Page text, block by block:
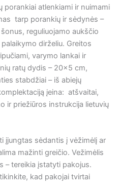
porankiai atlenkiami ir nuimami
tarp porankių ir sėdynės –
reguliuojamo aukščio
dirželiu. Greitos
varymo lankai ir
ratų dydis – 20×5 cm,
stabdžiai – iš abiejų
įeina: atšvaitai,
ir priežiūros instrukcija lietuvių
įjungtas sėdantis į vėžimėlį ar
mažinti greičio. Vežimėlis
– tereikia įstatyti pakojus.
kad pakojai tvirtai